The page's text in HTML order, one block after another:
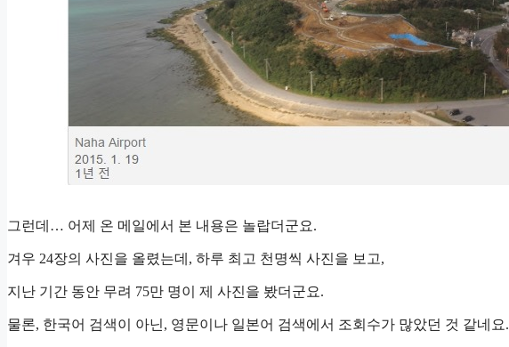
그런데… 어제 온 메일에서 본 내용은 놀랍더군요.
겨우 24장의 사진을 올렸는데, 하루 최고 천명씩 사진을 보고,
지난 기간 동안 무려 75만 명이 제 사진을 봤더군요.
물론, 한국어 검색이 아닌, 영문이나 일본어 검색에서 조회수가 많았던 것 같네요.